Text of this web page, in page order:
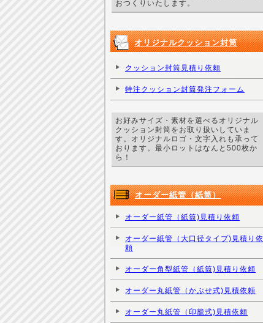
おつくりいたします。
オリジナルクッション封筒
クッション封筒見積り依頼
特注クッション封筒発注フォーム
お好みサイズ・素材を選べるオリジナル
クッション封筒をお取り扱いしていま
す。オリジナルロゴ・文字入れも承って
おります。最小ロットはなんと500枚か
ら！
オーダー紙管（紙筒）
オーダー紙管（紙筒)見積り依頼
オーダー紙管（大口径タイプ)見積り依
頼
オーダー角型紙管（紙筒)見積り依頼
オーダー丸紙管（かぶせ式)見積依頼
オーダー丸紙管（印籠式)見積依頼